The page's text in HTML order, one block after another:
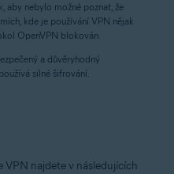
aby nebylo možné poznat, že
kde je používání VPN nějak
OpenVPN blokován.
a důvěryhodný
silné šifrování.
VPN najdete v následujících